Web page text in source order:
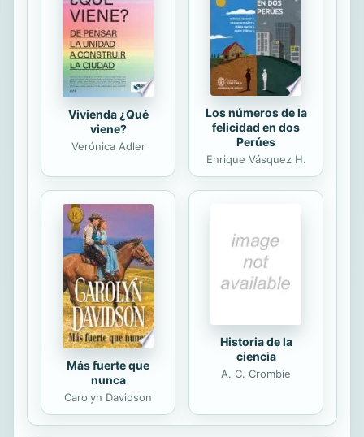
a la historia de este animalito curioso
Vivienda ¿Qué
viene?
Verónica Adler
Los números de la
felicidad en dos
Perúes
Enrique Vásquez H.
Más fuerte que
nunca
Carolyn Davidson
Historia de la
ciencia
A. C. Crombie